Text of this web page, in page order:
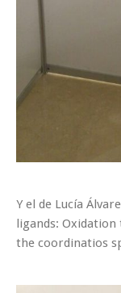
Y el de Lucía
ligands:
the coordinatios